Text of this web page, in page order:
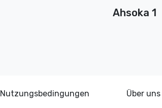
Ahsoka 1
Nutzungsbedingungen Über uns